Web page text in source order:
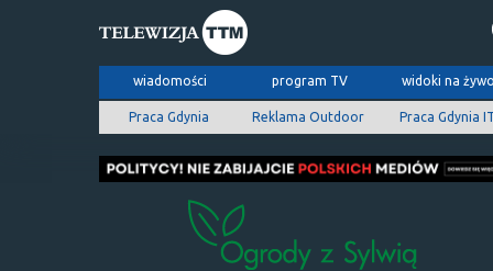
wiadomości program TV widoki na
Praca Gdynia Reklama Outdoor Praca Gdynia